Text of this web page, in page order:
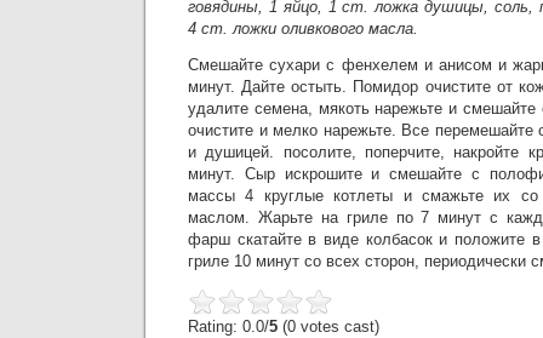
говядины, 1 яйцо, 1 ст. ложка душицы,
4 ст. ложки оливкового масла.
Смешайте сухари с фенхелем и анисом и
минут. Дайте остыть. Помидор очистите от
удалите семена, мякоть нарежьте и
очистите и мелко нарежьте. Все
и душицей. посолите, поперчите, накройте
минут. Сыр искрошите и смешайте с
массы 4 круглые котлеты и смажьте их со
маслом. Жарьте на гриле по 7 минут с
фарш скатайте в виде колбасок и положите
гриле 10 минут со всех сторон, периодически
Rating: 0.0/5 (0 votes cast)